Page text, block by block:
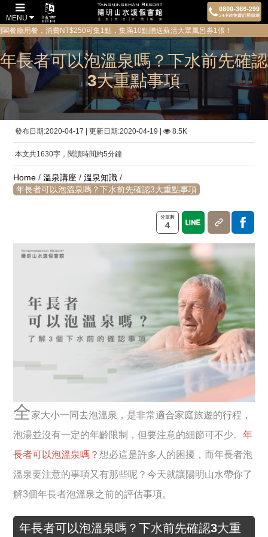
語言
MENU
餐，消費NT$250可集1點，集滿10點贈送蘇活大眾風呂券1張！ 為維護所有
年長者可以泡溫泉嗎？下水前先確認
3大重點事項
發布日期:2020-04-17 | 更新日期:2020-04-19 | 8.5K
本文共1630字，閱讀時間約5分鐘
Home /溫泉講座 /溫泉知識 /
年長者可以泡溫泉嗎？下水前先確認3大重點事項
4
全家大小一同去泡溫泉，是非常適合家庭旅遊的行程，
泡湯並沒有一定的年齡限制，但要注意的細節可不少。年
長者可以泡溫泉嗎？想必這是許多人的困擾，而年長者泡
溫泉要注意的事項又有那些呢？今天就讓陽明山水帶你了
解3個年長者泡溫泉之前的評估事項。
年長者可以泡溫泉嗎？下水前先確認3大重